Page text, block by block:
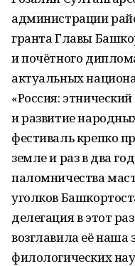
администрации
гранта Главы
и почётного
актуальных
«Россия:
и развитие
фестиваль крепко
земле и раз в два
паломничества
уголков
делегация в этот
возглавила её
филологических